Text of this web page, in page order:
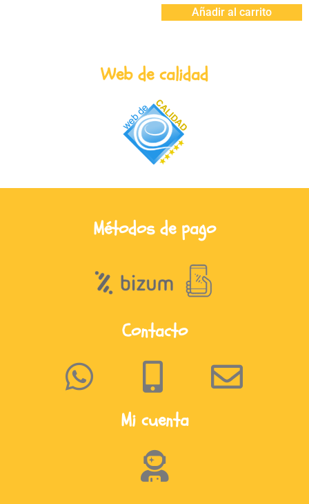
Añadir al carrito
Web de calidad
Métodos de pago
Contacto
Mi cuenta